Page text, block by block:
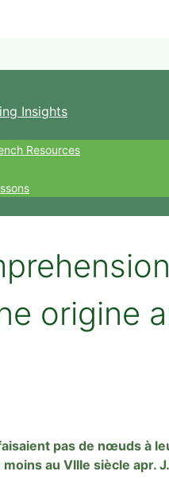
Insights
Resources
origine
pas de nœuds à
au VIIIe siècle apr.